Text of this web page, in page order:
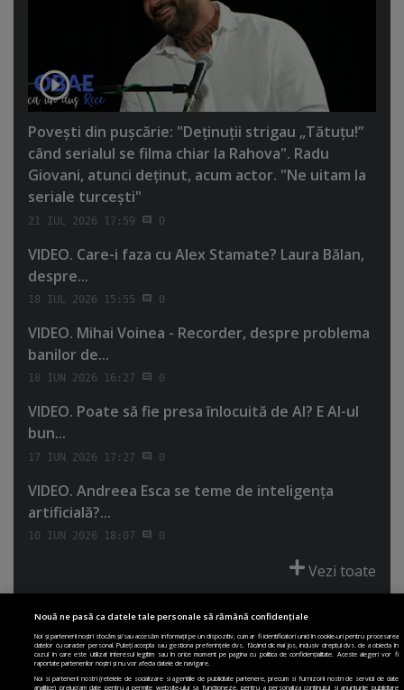
Poveşti din puşcărie: "Deţinuţii strigau „Tătuţu!”
când serialul se filma chiar la Rahova". Radu
Giovani, atunci deţinut, acum actor. "Ne uitam la
seriale turceşti"
21 IUL 2026 17:59 0
VIDEO. Care-i faza cu Alex Stamate? Laura Bălan,
despre...
18 IUL 2026 15:55 0
VIDEO. Mihai Voinea - Recorder, despre problema
banilor de...
18 IUN 2026 16:27 0
VIDEO. Poate să fie presa înlocuită de AI? E AI-ul
bun...
17 IUN 2026 17:27 0
VIDEO. Andreea Esca se teme de inteligenţa
artificială?...
10 IUN 2026 18:07 0
Vezi toate
PRIMA PAGINĂ
POLITICA DE COLECTARE ACORD COOKIE
POLITICA DE CONFIDENȚIALITATE
DESPRE SITE ECHIPA
Nouă ne pasă ca datele tale personale să rămână confidențiale
Noi și partenerii noștri stocăm și/sau accesăm informații pe un dispozitiv, cum ar fi identificatori unici în cookie-uri pentru procesarea
datelor cu caracter personal. Puteți accepta sau gestiona preferințele dvs. făcând clic mai jos, inclusiv dreptul dvs. de a obiecta în
cazul în care este utilizat interesul legitim sau în orice moment pe pagina cu politica de confidențialitate. Aceste alegeri vor fi
raportate partenerilor noștri și nu vor afecta datele de navigare.
Noi si partenerii nostri (retelele de socializare si agentiile de publicitate partenere, precum si furnizorii nostri de servicii de date
analitice) prelucram date pentru a permite website-ului sa functioneze, pentru a personaliza continutul si anunturile publicitare